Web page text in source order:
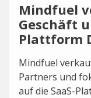
Mindfuel
Geschäft
Plattform
Mindfuel
Partners und
auf die SaaS-